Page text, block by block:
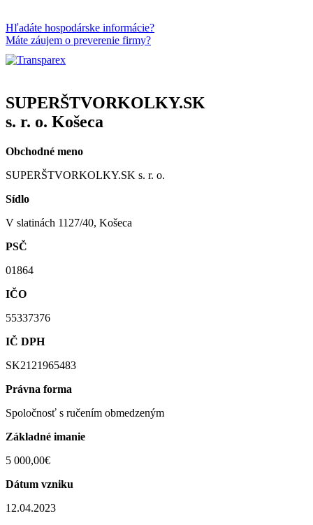
Hľadáte hospodárske informácie?
Máte záujem o preverenie firmy?
SUPERŠTVORKOLKY.SK
s. r. o. Košeca
Obchodné meno
SUPERŠTVORKOLKY.SK s. r. o.
Sídlo
V slatinách 1127/40, Košeca
PSČ
01864
IČO
55337376
IČ DPH
SK2121965483
Právna forma
Spoločnosť s ručením obmedzeným
Základné imanie
5 000,00€
Dátum vzniku
12.04.2023